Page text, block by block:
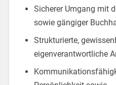
Sicherer Umgang mit
sowie gängiger
Strukturierte,
eigenverantwortliche